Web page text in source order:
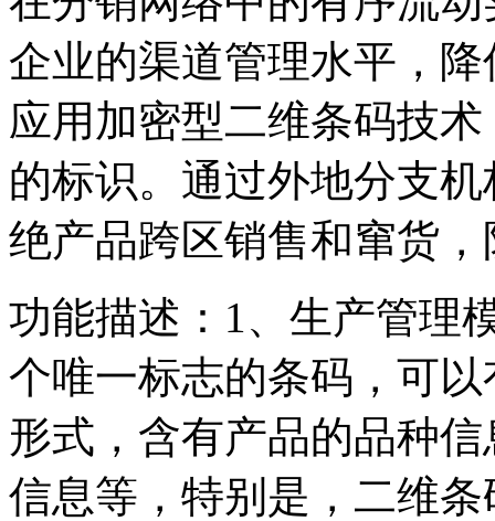
企业的渠道管理水平，
应用加密型二维条码技
的标识。通过外地分支
绝产品跨区销售和窜货
功能描述：1、生产管理
个唯一标志的条码，可
形式，含有产品的品种
信息等，特别是，二维